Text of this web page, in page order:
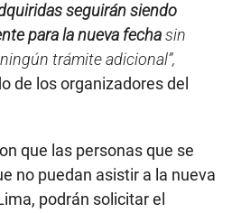
seguirán siendo
para la nueva fechasin
trámite adicional”,
de los organizadores del
que las personas que se
no puedan asistir a la nueva
podrán solicitar el